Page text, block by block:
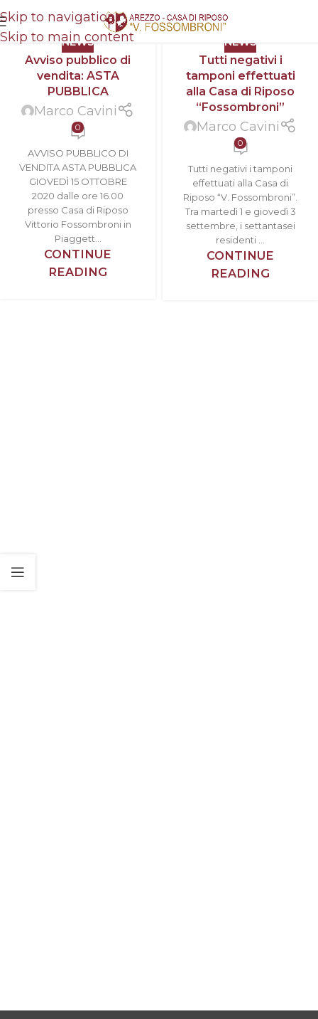
Skip to navigation
Skip to main content
NEWS
Avviso pubblico di
vendita: ASTA
PUBBLICA
Marco Cavini
0
AVVISO PUBBLICO DI
VENDITA ASTA PUBBLICA
GIOVEDÌ 15 OTTOBRE
2020 dalle ore 16.00
presso Casa di Riposo
Vittorio Fossombroni in
Piaggett...
CONTINUE
READING
NEWS
Tutti negativi i
tamponi effettuati
alla Casa di Riposo
“Fossombroni”
Marco Cavini
0
Tutti negativi i tamponi
effettuati alla Casa di
Riposo “V. Fossombroni”.
Tra martedì 1 e giovedì 3
settembre, i settantasei
residenti ...
CONTINUE
READING